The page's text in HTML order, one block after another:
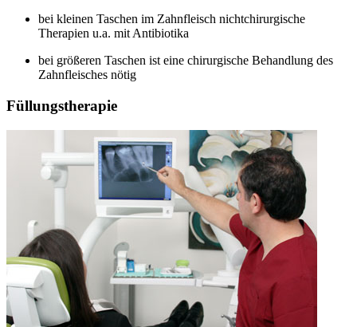
bei kleinen Taschen im Zahnfleisch nichtchirurgische
Therapien u.a. mit Antibiotika
bei größeren Taschen ist eine chirurgische Behandlung des
Zahnfleisches nötig
Füllungstherapie